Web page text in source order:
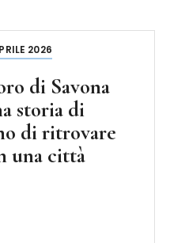
2026
di Savona
storia di
di ritrovare
una città